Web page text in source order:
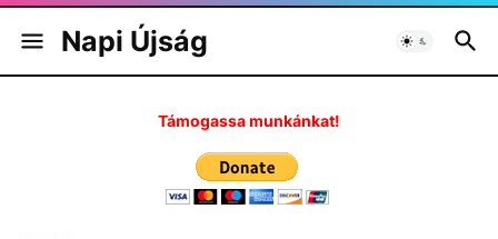
Napi Újság
Támogassa munkánkat!